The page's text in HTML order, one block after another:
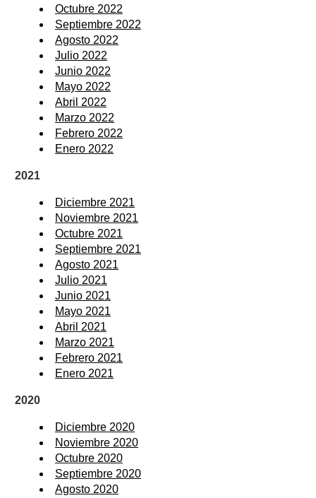
Octubre 2022
Septiembre 2022
Agosto 2022
Julio 2022
Junio 2022
Mayo 2022
Abril 2022
Marzo 2022
Febrero 2022
Enero 2022
2021
Diciembre 2021
Noviembre 2021
Octubre 2021
Septiembre 2021
Agosto 2021
Julio 2021
Junio 2021
Mayo 2021
Abril 2021
Marzo 2021
Febrero 2021
Enero 2021
2020
Diciembre 2020
Noviembre 2020
Octubre 2020
Septiembre 2020
Agosto 2020